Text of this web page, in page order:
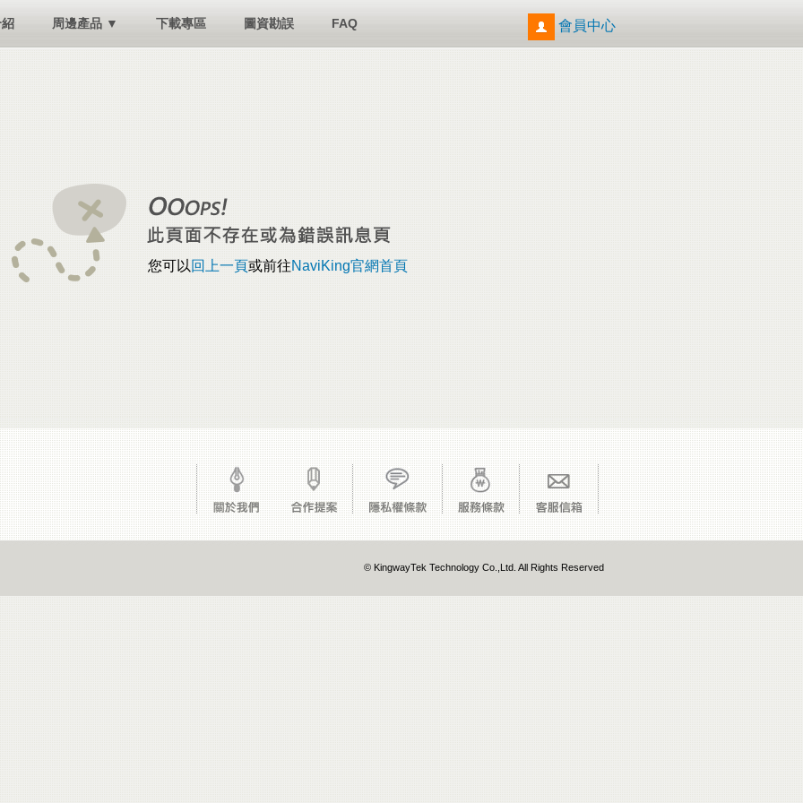
周邊產品 ▼ 下載專區 圖資勘誤 FAQ 會員中心
您可以 回上一頁或前往NaviKing官網首頁
© KingwayTek Technology Co.,Ltd. All Rights Reserved